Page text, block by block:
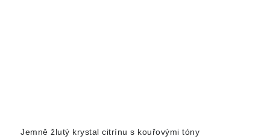
Jemně žlutý krystal citrínu s kouřovými tóny